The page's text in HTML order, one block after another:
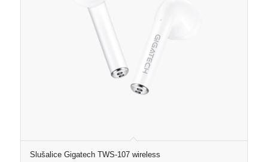
Slušalice Gigatech TWS-107 wireless